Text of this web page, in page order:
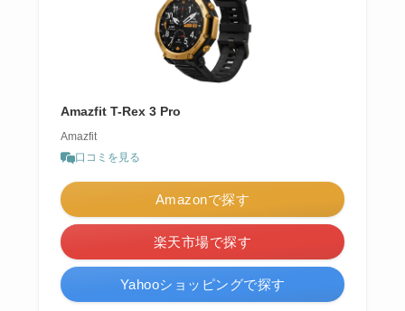
Amazfit T-Rex 3 Pro
Amazfit
口コミを見る
Amazonで探す
楽天市場で探す
Yahooショッピングで探す